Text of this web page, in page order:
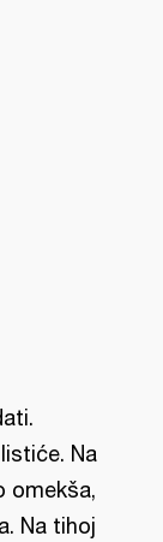
Na
omekša,
Na tihoj